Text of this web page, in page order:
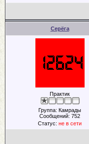
Серёга
Практик
Группа: Камрады
Сообщений: 752
Статус: не в сети